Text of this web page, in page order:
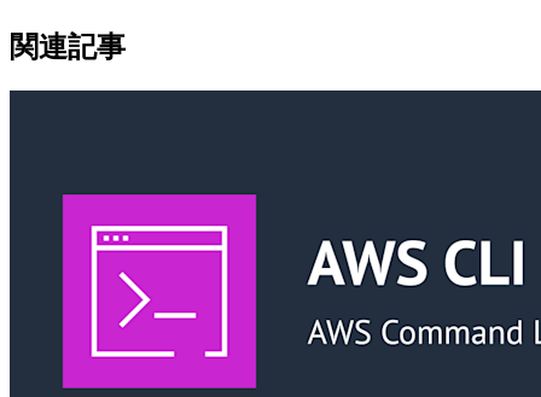
関連記事